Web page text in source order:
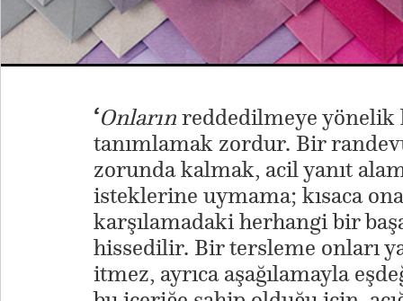
‘Onlarınreddedilmeye yönelik
tanımlamak zordur. Bir
zorunda kalmak, acil yanıt
isteklerine uymama; kısaca
karşılamadaki herhangi bir
hissedilir. Bir tersleme onları
itmez, ayrıca aşağılamayla